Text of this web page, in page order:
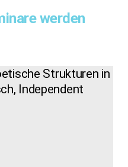
werden
Strukturen in
Independent